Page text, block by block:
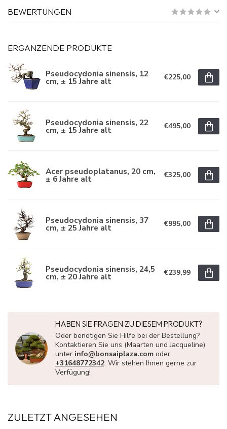
BEWERTUNGEN
ERGÄNZENDE PRODUKTE
Pseudocydonia sinensis, 12
cm, ± 15 Jahre alt €225,00
Pseudocydonia sinensis, 22
cm, ± 15 Jahre alt €495,00
Acer pseudoplatanus, 20 cm,
± 6 Jahre alt €325,00
Pseudocydonia sinensis, 37
cm, ± 25 Jahre alt €995,00
Pseudocydonia sinensis, 24,5
cm, ± 20 Jahre alt €239,99
HABEN SIE FRAGEN ZU DIESEM PRODUKT?
Oder benötigen Sie Hilfe bei der Bestellung?
Kontaktieren Sie uns (Maarten und Jacqueline)
unter info@bonsaiplaza.com oder
+31648772342. Wir stehen Ihnen gerne zur
Verfügung!
ZULETZT ANGESEHEN